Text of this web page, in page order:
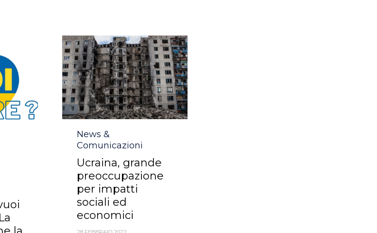
Category
News &
Comunicazioni
Ucraina, grande
preoccupazione
per impatti
sociali ed
economici